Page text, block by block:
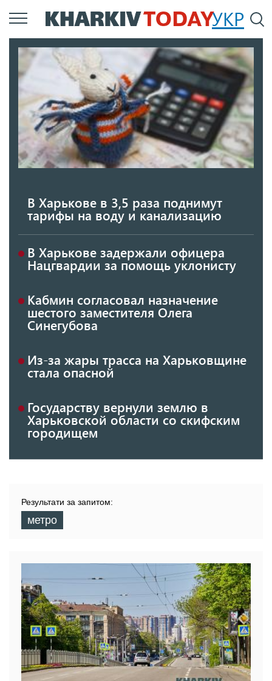
Перейти
к
содержанию
УКР
В Харькове в 3,5 раза поднимут
тарифы на воду и канализацию
В Харькове задержали офицера
Нацгвардии за помощь уклонисту
Кабмин согласовал назначение
шестого заместителя Олега
Синегубова
Из-за жары трасса на Харьковщине
стала опасной
Государству вернули землю в
Харьковской области со скифским
городищем
Результати за запитом:
метро